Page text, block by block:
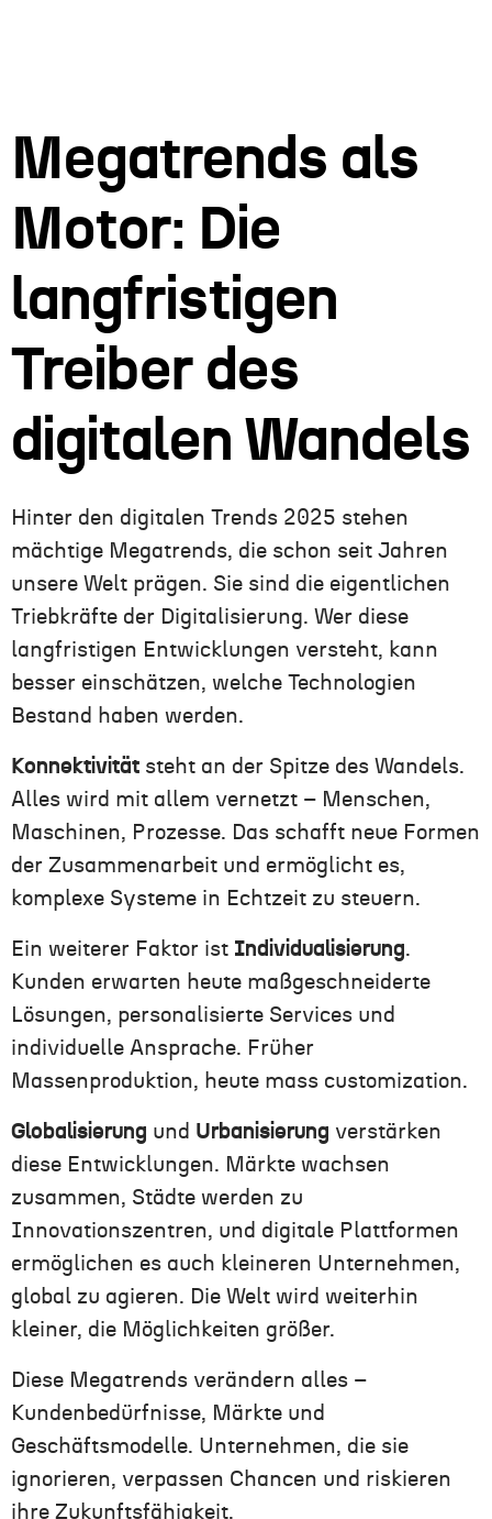
Megatrends als
Motor: Die
langfristigen
Treiber des
digitalen Wandels
Hinter den digitalen Trends 2025 stehen
mächtige Megatrends, die schon seit Jahren
unsere Welt prägen. Sie sind die eigentlichen
Triebkräfte der Digitalisierung. Wer diese
langfristigen Entwicklungen versteht, kann
besser einschätzen, welche Technologien
Bestand haben werden.
Konnektivität steht an der Spitze des Wandels.
Alles wird mit allem vernetzt – Menschen,
Maschinen, Prozesse. Das schafft neue Formen
der Zusammenarbeit und ermöglicht es,
komplexe Systeme in Echtzeit zu steuern.
Ein weiterer Faktor ist Individualisierung.
Kunden erwarten heute maßgeschneiderte
Lösungen, personalisierte Services und
individuelle Ansprache. Früher
Massenproduktion, heute mass customization.
Globalisierung und Urbanisierung verstärken
diese Entwicklungen. Märkte wachsen
zusammen, Städte werden zu
Innovationszentren, und digitale Plattformen
ermöglichen es auch kleineren Unternehmen,
global zu agieren. Die Welt wird weiterhin
kleiner, die Möglichkeiten größer.
Diese Megatrends verändern alles –
Kundenbedürfnisse, Märkte und
Geschäftsmodelle. Unternehmen, die sie
ignorieren, verpassen Chancen und riskieren
ihre Zukunftsfähigkeit.